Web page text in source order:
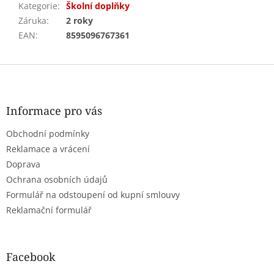
Kategorie: Školní doplňky
Záruka:
2 roky
EAN: 8595096767361
Z
Informace pro vás
Obchodní podmínky
Reklamace a vrácení
Doprava
Ochrana osobních údajů
Formulář na odstoupení od kupní smlouvy
Reklamační formulář
Facebook